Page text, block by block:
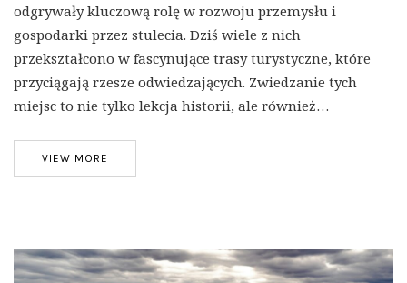
odgrywały kluczową rolę w rozwoju przemysłu i
gospodarki przez stulecia. Dziś wiele z nich
przekształcono w fascynujące trasy turystyczne, które
przyciągają rzesze odwiedzających. Zwiedzanie tych
miejsc to nie tylko lekcja historii, ale również…
VIEW MORE